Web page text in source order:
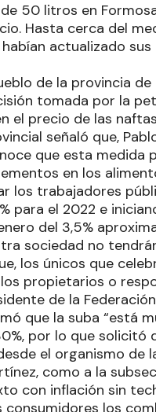
50 litros en
Hasta cerca del
actualizado
de la provincia
tomada por la
el precio de las
señaló que,
que esta medida
en los
los trabajadores
para el 2022 e
del 3,5%
sociedad no
los únicos que
propietarios o
de la
que la suba “está
por lo que solicitó
el organismo
como a la
con inflación sin
los